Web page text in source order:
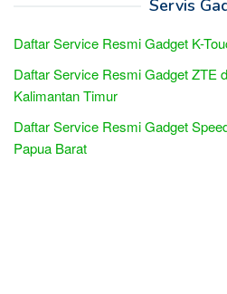
Servis
Daftar Service Resmi Gadget K-
Daftar Service Resmi Gadget ZTE
Kalimantan Timur
Daftar Service Resmi Gadget
Papua Barat